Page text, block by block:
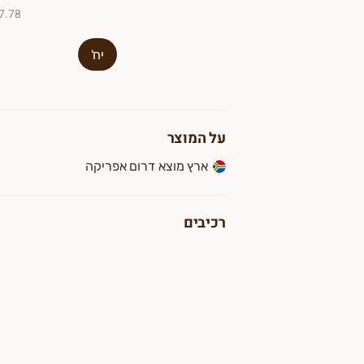
₪57.78
יח'
על המוצר
ארץ מוצא דרום אפריקה
רכיבים